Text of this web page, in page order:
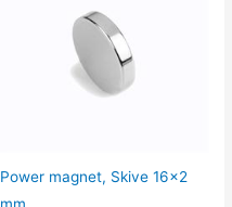
Power magnet, Skive 16×2
mm.